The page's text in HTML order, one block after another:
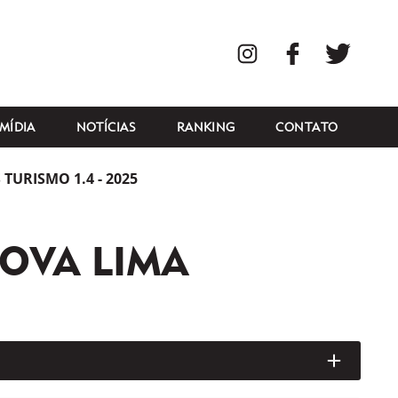
InstagramFacebook
NOTÍCIAS RANKING CONTATO
TURISMO 1.4 - 2025
LIMA